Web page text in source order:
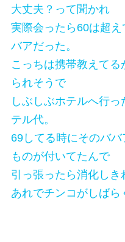
大丈夫？って聞かれ
実際会ったら60は超
バアだった。
こっちは携帯教えて
られそうで
しぶしぶホテルへ行
テル代。
69してる時にそのバ
ものが付いてたんで
引っ張ったら消化しき
あれでチンコがしばら